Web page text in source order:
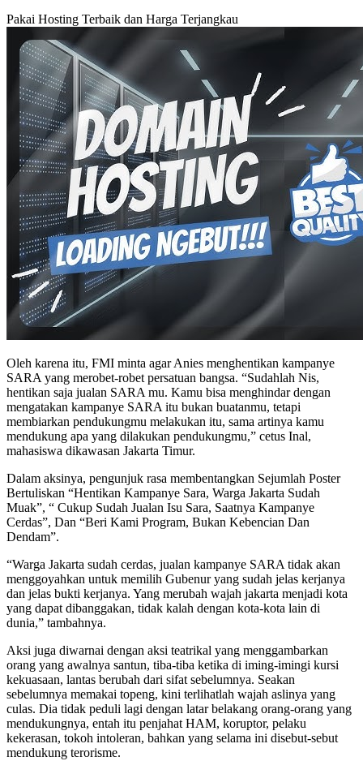
Pakai Hosting Terbaik dan Harga Terjangkau
Oleh karena itu, FMI minta agar Anies menghentikan kampanye
SARA yang merobet-robet persatuan bangsa. “Sudahlah Nis,
hentikan saja jualan SARA mu. Kamu bisa menghindar dengan
mengatakan kampanye SARA itu bukan buatanmu, tetapi
membiarkan pendukungmu melakukan itu, sama artinya kamu
mendukung apa yang dilakukan pendukungmu,” cetus Inal,
mahasiswa dikawasan Jakarta Timur.
Dalam aksinya, pengunjuk rasa membentangkan Sejumlah Poster
Bertuliskan “Hentikan Kampanye Sara, Warga Jakarta Sudah
Muak”, “ Cukup Sudah Jualan Isu Sara, Saatnya Kampanye
Cerdas”, Dan “Beri Kami Program, Bukan Kebencian Dan
Dendam”.
“Warga Jakarta sudah cerdas, jualan kampanye SARA tidak akan
menggoyahkan untuk memilih Gubenur yang sudah jelas kerjanya
dan jelas bukti kerjanya. Yang merubah wajah jakarta menjadi kota
yang dapat dibanggakan, tidak kalah dengan kota-kota lain di
dunia,” tambahnya.
Aksi juga diwarnai dengan aksi teatrikal yang menggambarkan
orang yang awalnya santun, tiba-tiba ketika di iming-imingi kursi
kekuasaan, lantas berubah dari sifat sebelumnya. Seakan
sebelumnya memakai topeng, kini terlihatlah wajah aslinya yang
culas. Dia tidak peduli lagi dengan latar belakang orang-orang yang
mendukungnya, entah itu penjahat HAM, koruptor, pelaku
kekerasan, tokoh intoleran, bahkan yang selama ini disebut-sebut
mendukung terorisme.